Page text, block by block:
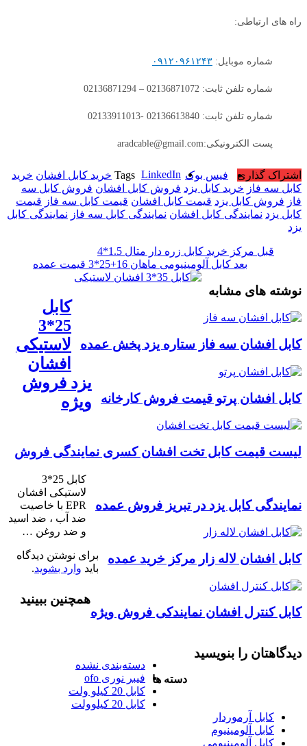
راه های ارتباطی:
شماره موبایل: ۰۹۱۲۰۹۶۱۲۴۳
شماره تلفن ثابت: 02136871072 – 02136871294
شماره تلفن ثابت: 02136613840 -02133911013
پست الکترونیکی:aradcable@gmail.com
اشتراک گذاری فیس بوک LinkedIn
Tags خرید کابل افشان خرید
کابل سه فاز خرید کابل یزد فروش کابل افشان فروش کابل سه
فاز فروش کابل یزد قیمت کابل افشان قیمت کابل سه فاز قیمت
کابل یزد نمایندگی کابل افشان نمایندگی کابل سه فاز نمایندگی کابل
یزد
قبل مرکز خرید کابل زره دار متال 1.5*4
بعد کابل آلومینیومی ماهان 16+25*3 قیمت عمده
نوشته های مشابه
کابل افشان سه فاز ستاره یزد پخش عمده
کابل افشان پرتو قیمت فروش کارخانه
لیست قیمت کابل تخت افشان کسری نمایندگی فروش
نمایندگی کابل یزد در تبریز فروش عمده
کابل افشان لاله زار مرکز خرید عمده
کابل کنترل افشان نمایندکی فروش ویژه
همچنین ببینید
کابل
25*3
لاستیکی
افشان
یزد فروش
ویژه
کابل 25*3
لاستیکی افشان
EPR با خاصیت
ضد آب ، ضد اسید
و ضد روغن …
دیدگاهتان را بنویسید
برای نوشتن دیدگاه
باید وارد بشوید.
دسته ها
دسته‌بندی نشده
فیبر نوری ofo
کابل 20 کیلو ولت
کابل 20 کیلوولت
کابل آرموردار
کابل آلومینیوم
کابل آلومینیومی